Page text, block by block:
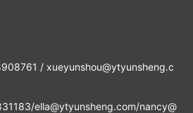
/xueyunshou@ytyunsheng.c
ella@ytyunsheng.com/nancy@